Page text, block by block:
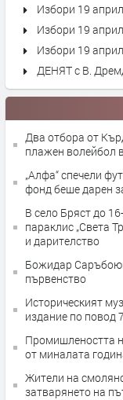
Избори 19
Избори 19
Избори 19
ДЕНЯТ с В.
Два отбора от
плажен волейбол
„Алфа“ спечели
фонд беше дарен
В село Бряст до
параклис „Света
и дарителство
Божидар
първенство
Историческият
издание по повод
Промишлеността
от миналата
Жители на
затварянето на